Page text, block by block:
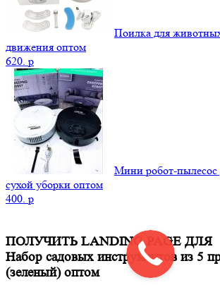
Поилка для
движения оптом
620. p
Мини робот-пылесос
сухой уборки оптом
400. p
ПОЛУЧИТЬ LANDING PAGE ДЛЯ
Набор садовых инструментов из 5
(зеленый) оптом